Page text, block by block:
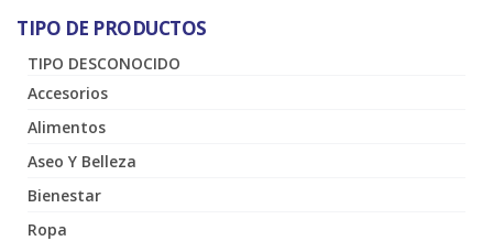
TIPO DE PRODUCTOS
TIPO DESCONOCIDO
Accesorios
Alimentos
Aseo Y Belleza
Bienestar
Ropa